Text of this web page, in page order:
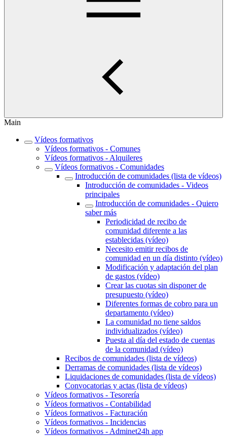
Main
Vídeos formativos
Vídeos formativos - Comunes
Vídeos formativos - Alquileres
Vídeos formativos - Comunidades
Introducción de comunidades (lista de vídeos)
Introducción de comunidades - Videos
principales
Introducción de comunidades - Quiero
saber más
Periodicidad de recibo de
comunidad diferente a las
establecidas (vídeo)
Necesito emitir recibos de
comunidad en un día distinto (vídeo)
Modificación y adaptación del plan
de gastos (vídeo)
Crear las cuotas sin disponer de
presupuesto (vídeo)
Diferentes formas de cobro para un
departamento (vídeo)
La comunidad no tiene saldos
individualizados (vídeo)
Puesta al día del estado de cuentas
de la comunidad (vídeo)
Recibos de comunidades (lista de vídeos)
Derramas de comunidades (lista de vídeos)
Liquidaciones de comunidades (lista de vídeos)
Convocatorias y actas (lista de vídeos)
Vídeos formativos - Tesorería
Vídeos formativos - Contabilidad
Vídeos formativos - Facturación
Vídeos formativos - Incidencias
Vídeos formativos - Adminet24h app